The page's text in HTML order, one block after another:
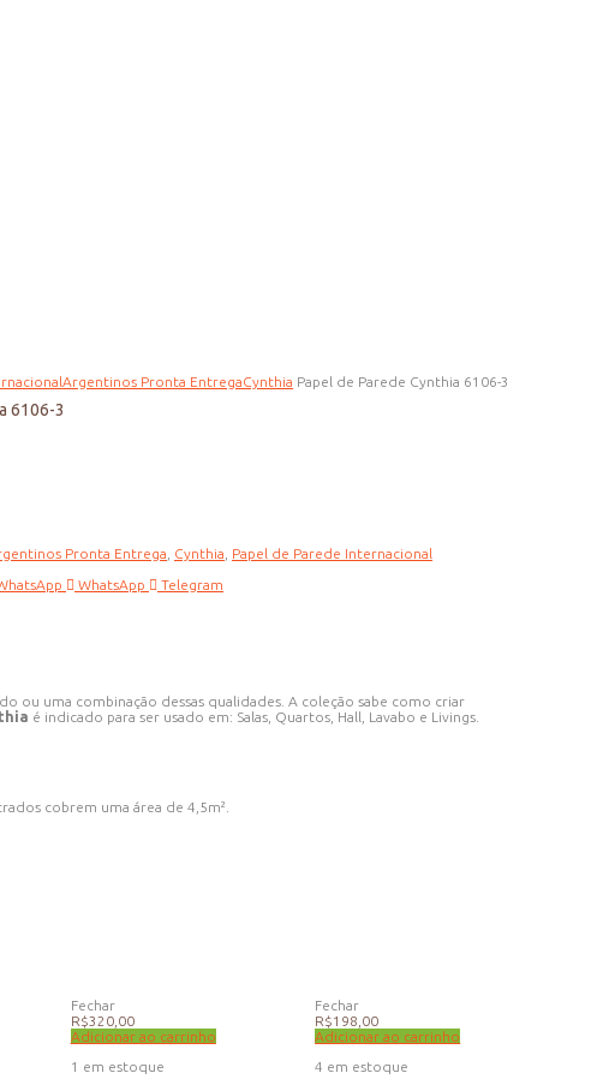
Argentinos Pronta EntregaCynthia Papel de Parede Cynthia 6106-3
6106-3
Pronta Entrega Cynthia
Papel de Parede Internacional
WhatsApp Telegram
uma combinação dessas qualidades. A coleção sabe como criar
é indicado para ser usado em: Salas, Quartos, Hall, Lavabo e Livings.
cobrem uma área de 4,5m².
Fechar
R$320,00
Adicionar ao carrinho
1 em estoque
Fechar
R$198,00
Adicionar ao carrinho
4 em estoque